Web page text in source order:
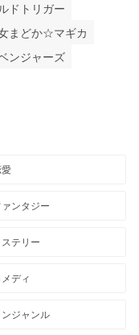
ドトリガー
まどか☆マギカ
ンジャーズ
ンタジー
ステリー
メディ
ンジャンル